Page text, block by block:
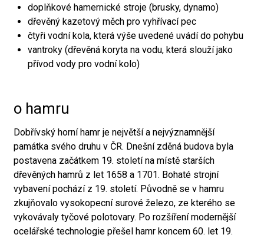
doplňkové hamernické stroje (brusky, dynamo)
dřevěný kazetový měch pro vyhřívací pec
čtyři vodní kola, která výše uvedené uvádí do pohybu
vantroky (dřevěná koryta na vodu, která slouží jako
přívod vody pro vodní kolo)
o hamru
Dobřívský horní hamr je největší a nejvýznamnější
památka svého druhu v ČR. Dnešní zděná budova byla
postavena začátkem 19. století na místě starších
dřevěných hamrů z let 1658 a 1701. Bohaté strojní
vybavení pochází z 19. století. Původně se v hamru
zkujňovalo vysokopecní surové železo, ze kterého se
vykovávaly tyčové polotovary. Po rozšíření modernější
ocelářské technologie přešel hamr koncem 60. let 19.